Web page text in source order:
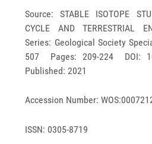
Source: STABLE ISOTOPE
CYCLE AND TERRESTRIAL
Series: Geological Society
507 Pages: 209-224 DOI:
Published: 2021
Accession Number:
ISSN: 0305-8719